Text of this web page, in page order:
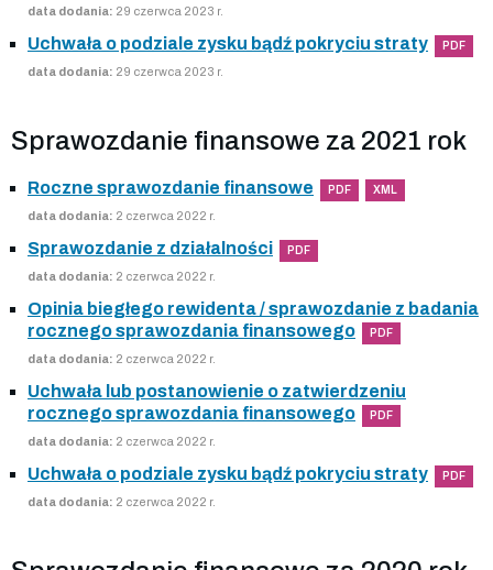
data dodania: 29 czerwca 2023 r.
Uchwała o podziale zysku bądź pokryciu straty PDF
data dodania: 29 czerwca 2023 r.
Sprawozdanie finansowe za 2021 rok
Roczne sprawozdanie finansowe PDF XML
data dodania: 2 czerwca 2022 r.
Sprawozdanie z działalności PDF
data dodania: 2 czerwca 2022 r.
Opinia biegłego rewidenta / sprawozdanie z badania
rocznego sprawozdania finansowego
PDF
data dodania: 2 czerwca 2022 r.
Uchwała lub postanowienie o zatwierdzeniu
rocznego sprawozdania finansowego
PDF
data dodania: 2 czerwca 2022 r.
Uchwała o podziale zysku bądź pokryciu straty PDF
data dodania: 2 czerwca 2022 r.